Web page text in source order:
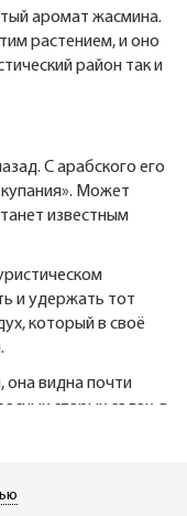
аромат жасмина.
растением, и оно
район так и
С арабского его
купания». Может
известным
и удержать тот
который в своё
она видна почти
старых садах, в
годы прошлого